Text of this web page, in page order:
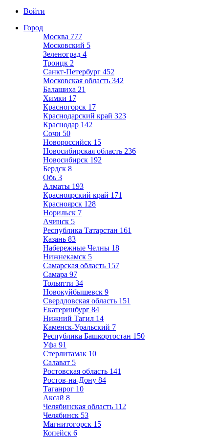
Войти
Город
Москва 777
Московский 5
Зеленоград 4
Троицк 2
Санкт-Петербург 452
Московская область 342
Балашиха 21
Химки 17
Красногорск 17
Краснодарский край 323
Краснодар 142
Сочи 50
Новороссийск 15
Новосибирская область 236
Новосибирск 192
Бердск 8
Обь 3
Алматы 193
Красноярский край 171
Красноярск 128
Норильск 7
Ачинск 5
Республика Татарстан 161
Казань 83
Набережные Челны 18
Нижнекамск 5
Самарская область 157
Самара 97
Тольятти 34
Новокуйбышевск 9
Свердловская область 151
Екатеринбург 84
Нижний Тагил 14
Каменск-Уральский 7
Республика Башкортостан 150
Уфа 91
Стерлитамак 10
Салават 5
Ростовская область 141
Ростов-на-Дону 84
Таганрог 10
Аксай 8
Челябинская область 112
Челябинск 53
Магнитогорск 15
Копейск 6